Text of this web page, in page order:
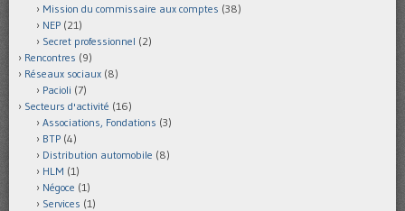
Mission du commissaire aux comptes (38)
NEP (21)
Secret professionnel (2)
Rencontres (9)
Réseaux sociaux (8)
Pacioli (7)
Secteurs d'activité (16)
Associations, Fondations (3)
BTP (4)
Distribution automobile (8)
HLM (1)
Négoce (1)
Services (1)